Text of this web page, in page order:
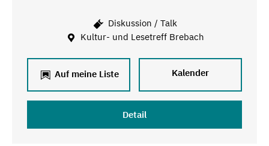
Diskussion / Talk
Kultur- und Lesetreff Brebach
Auf meine Liste Kalender
Detail